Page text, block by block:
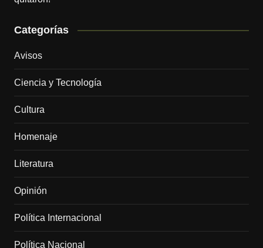
Categorías
Avisos
Ciencia y Tecnología
Cultura
Homenaje
Literatura
Opinión
Política Internacional
Política Nacional